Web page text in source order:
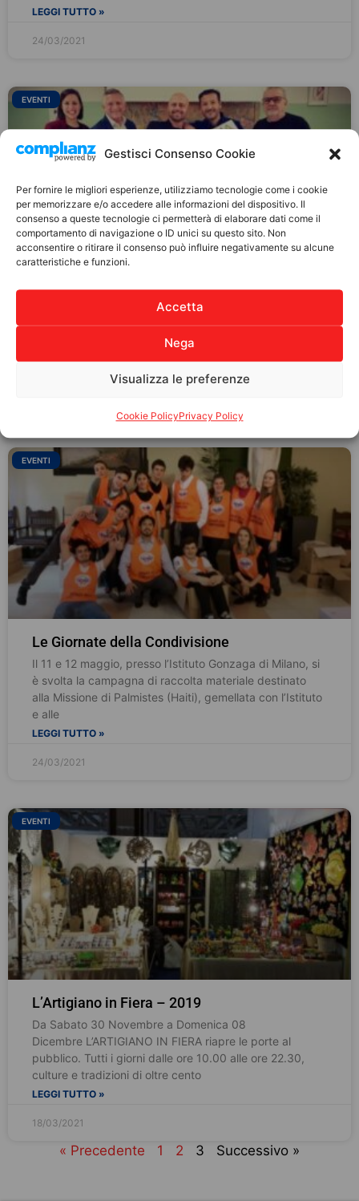
Gestisci Consenso Cookie
Per fornire le migliori esperienze, utilizziamo tecnologie come i cookie
per memorizzare e/o accedere alle informazioni del dispositivo. Il
consenso a queste tecnologie ci permetterà di elaborare dati come il
comportamento di navigazione o ID unici su questo sito. Non
acconsentire o ritirare il consenso può influire negativamente su alcune
caratteristiche e funzioni.
Accetta
Nega
Visualizza le preferenze
Cookie PolicyPrivacy Policy
LEGGI TUTTO »
24/03/2021
EVENTI
#NonCiFermaNessuno Il tour motivazionale promosso
di BITONTO, per aiutare i giovani a credere in sé.
EVENTI
Le Giornate della Condivisione
Il 11 e 12 maggio, presso l’Istituto Gonzaga di Milano, si
è svolta la campagna di raccolta materiale destinato
alla Missione di Palmistes (Haiti), gemellata con l’Istituto
e alle
LEGGI TUTTO »
24/03/2021
EVENTI
L’Artigiano in Fiera – 2019
Da Sabato 30 Novembre a Domenica 08
Dicembre L’ARTIGIANO IN FIERA riapre le porte al
pubblico. Tutti i giorni dalle ore 10.00 alle ore 22.30,
culture e tradizioni di oltre cento
LEGGI TUTTO »
18/03/2021
« Precedente 1 2 3 Successivo »